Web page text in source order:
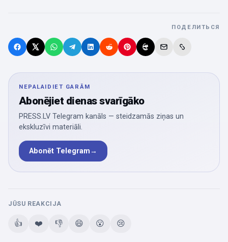
ПОДЕЛИТЬСЯ
NEPALAIDIET GARĀM
Abonējiet dienas svarīgāko
PRESS.LV Telegram kanāls — steidzamās ziņas un
ekskluzīvi materiāli.
Abonēt Telegram→
JŪSU REAKCIJA
👍 ❤️ 👎 😄 😮 😢